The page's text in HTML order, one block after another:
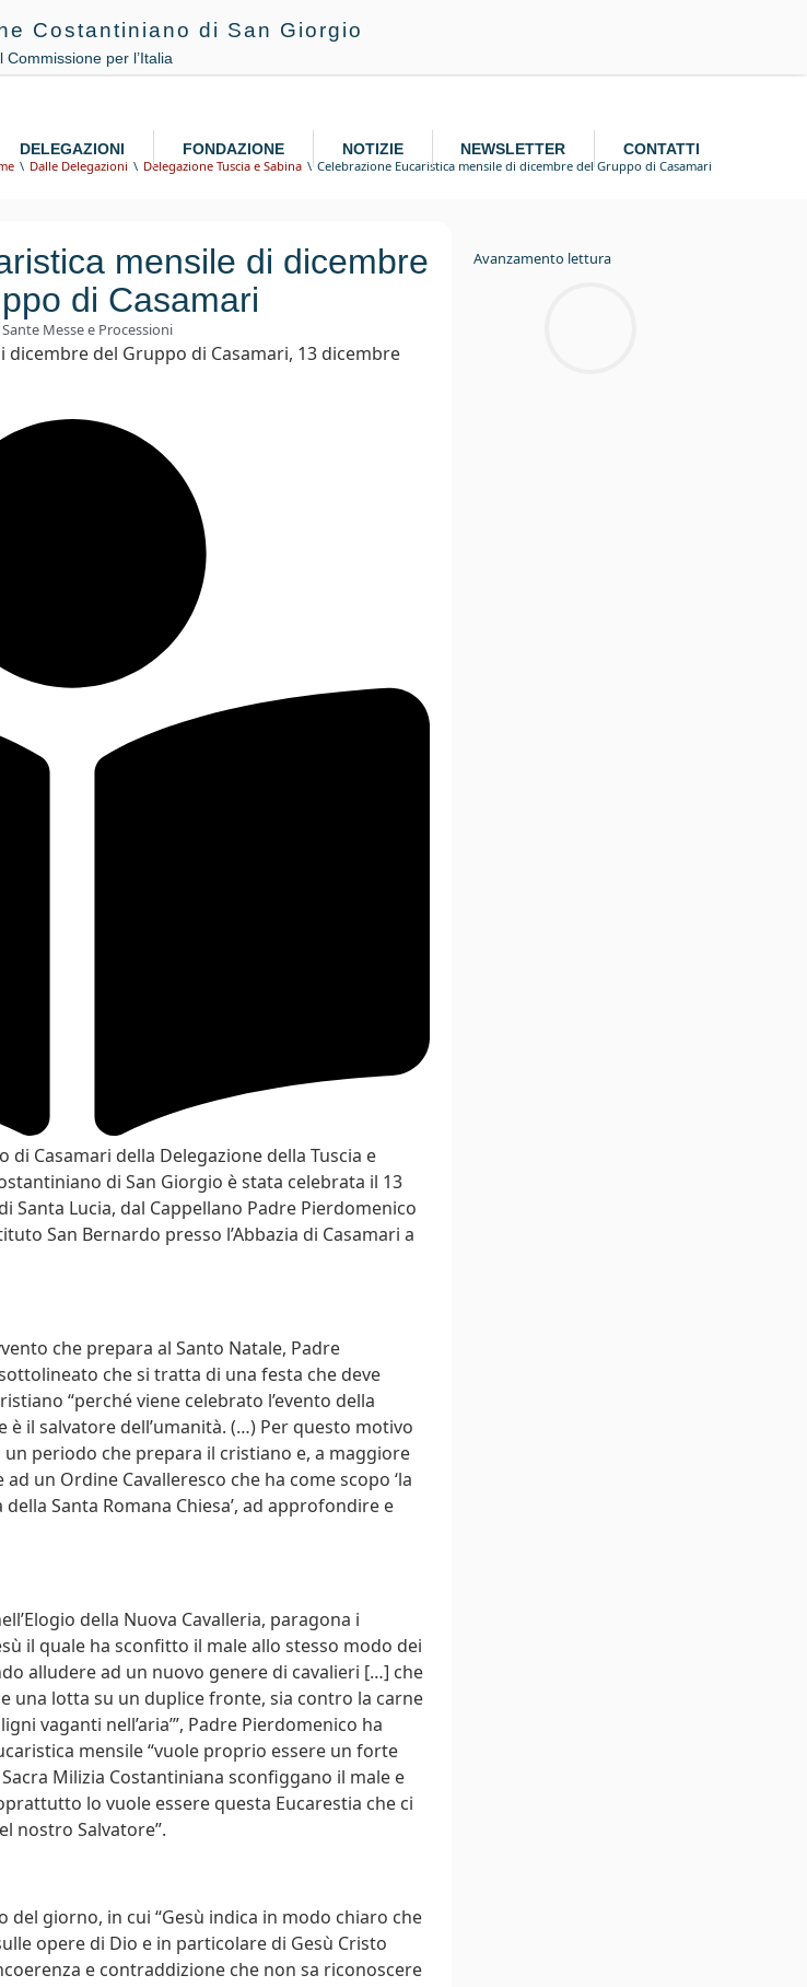
Costantiniano di San Giorgio
Commissione per l’Italia
DELEGAZIONI FONDAZIONE NOTIZIE NEWSLETTER CONTATTI
Dalle Delegazioni Delegazione Tuscia e Sabina Celebrazione Eucaristica mensile di dicembre del Gruppo di Casamari
mensile di dicembre
di Casamari
Sante Messe e Processioni
dicembre del Gruppo di Casamari, 13 dicembre
di Casamari della Delegazione della Tuscia e
di San Giorgio è stata celebrata il 13
Santa Lucia, dal Cappellano Padre Pierdomenico
San Bernardo presso l’Abbazia di Casamari a
che prepara al Santo Natale, Padre
che si tratta di una festa che deve
“perché viene celebrato l’evento della
è il salvatore dell’umanità. (…) Per questo motivo
un periodo che prepara il cristiano e, a maggiore
un Ordine Cavalleresco che ha come scopo ‘la
Santa Romana Chiesa’, ad approfondire e
della Nuova Cavalleria, paragona i
il quale ha sconfitto il male allo stesso modo dei
alludere ad un nuovo genere di cavalieri […] che
una lotta su un duplice fronte, sia contro la carne
vaganti nell’aria’”, Padre Pierdomenico ha
mensile “vuole proprio essere un forte
Milizia Costantiniana sconfiggano il male e
lo vuole essere questa Eucarestia che ci
nostro Salvatore”.
del giorno, in cui “Gesù indica in modo chiaro che
opere di Dio e in particolare di Gesù Cristo
e contraddizione che non sa riconoscere
Avanzamento lettura